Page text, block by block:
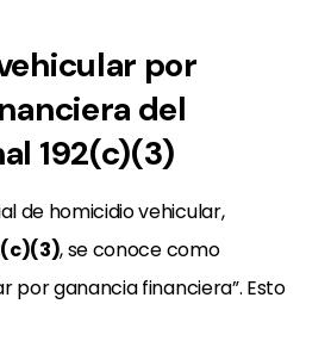
por
del
192(c)(3)
de homicidio vehicular,
, se conoce como
por ganancia financiera”. Esto